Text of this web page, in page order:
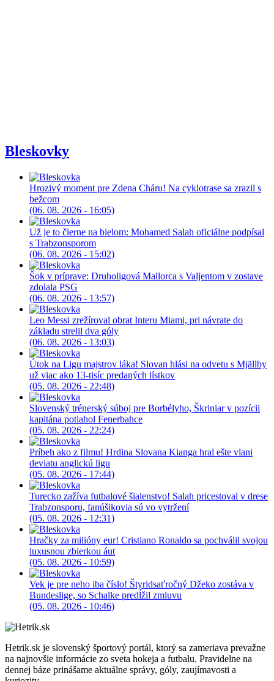
Bleskovky
Hrozivý moment pre Zdena Cháru! Na cyklotrase sa zrazil s
bežcom
(06. 08. 2026 - 16:05)
Už je to čierne na bielom: Mohamed Salah oficiálne podpísal
s Trabzonsporom
(06. 08. 2026 - 15:02)
Šok v príprave: Druholigová Mallorca s Valjentom v zostave
zdolala PSG
(06. 08. 2026 - 13:57)
Leo Messi zrežíroval obrat Interu Miami, pri návrate do
základu strelil dva góly
(06. 08. 2026 - 13:03)
Útok na Ligu majstrov láka! Slovan hlási na odvetu s Mjällby
už viac ako 13-tisíc predaných lístkov
(05. 08. 2026 - 22:48)
Slovenský trénerský súboj pre Borbélyho, Škriniar v pozícii
kapitána potiahol Fenerbahce
(05. 08. 2026 - 22:24)
Príbeh ako z filmu! Hrdina Slovana Kianga hral ešte vlani
deviatu anglickú ligu
(05. 08. 2026 - 17:44)
Turecko zažíva futbalové šialenstvo! Salah pricestoval v drese
Trabzonsporu, fanúšikovia sú vo vytržení
(05. 08. 2026 - 12:31)
Hračky za milióny eur! Cristiano Ronaldo sa pochválil svojou
luxusnou zbierkou áut
(05. 08. 2026 - 10:59)
Vek je pre neho iba číslo! Štyridsaťročný Džeko zostáva v
Bundeslige, so Schalke predĺžil zmluvu
(05. 08. 2026 - 10:46)
Hetrik.sk je slovenský športový portál, ktorý sa zameriava prevažne
na najnovšie informácie zo sveta hokeja a futbalu. Pravidelne na
dennej báze prinášame aktuálne správy, góly, zaujímavosti a